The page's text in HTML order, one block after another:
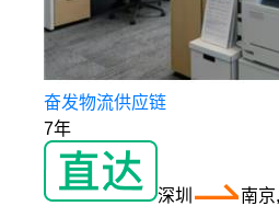
奋发物流供应链
7年
深圳
南